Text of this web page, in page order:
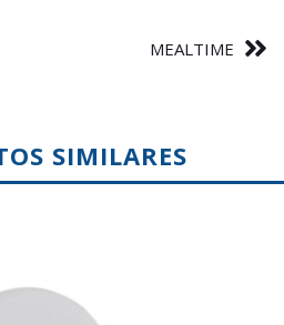
MEALTIME
SIMILARES